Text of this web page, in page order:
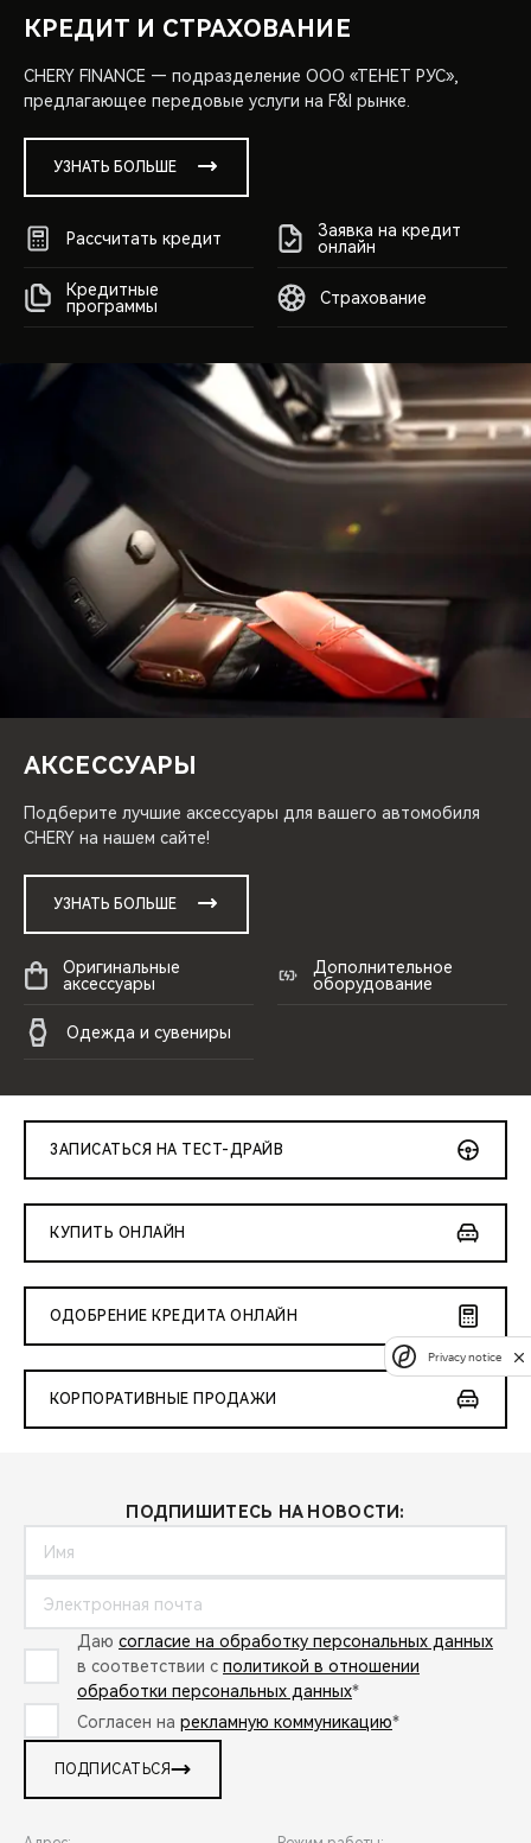
КРЕДИТ И СТРАХОВАНИЕ
CHERY FINANCE — подразделение ООО «ТЕНЕТ РУС»,
предлагающее передовые услуги на F&I рынке.
УЗНАТЬ БОЛЬШЕ
Рассчитать кредит
Заявка на кредит
онлайн
Кредитные
программы
Страхование
АКСЕССУАРЫ
Подберите лучшие аксессуары для вашего автомобиля
CHERY на нашем сайте!
УЗНАТЬ БОЛЬШЕ
Оригинальные
аксессуары
Дополнительное
оборудование
Одежда и сувениры
ЗАПИСАТЬСЯ НА ТЕСТ-ДРАЙВ
КУПИТЬ ОНЛАЙН
ОДОБРЕНИЕ КРЕДИТА ОНЛАЙН
КОРПОРАТИВНЫЕ ПРОДАЖИ
ПОДПИШИТЕСЬ НА НОВОСТИ:
Даю согласие на обработку персональных данных
в соответствии с политикой в отношении
обработки персональных данных*
Согласен на рекламную коммуникацию*
ПОДПИСАТЬСЯ
Privacy notice